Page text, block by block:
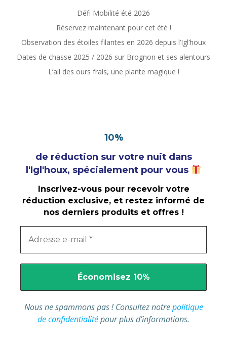
Défi Mobilité été 2026
Réservez maintenant pour cet été !
Observation des étoiles filantes en 2026 depuis l’Igl’houx
Dates de chasse 2025 / 2026 sur Brognon et ses alentours
L’ail des ours frais, une plante magique !
10%
de réduction sur votre nuit dans
l'Igl'houx, spécialement pour vous
Inscrivez-vous pour recevoir votre
réduction exclusive, et restez informé de
nos derniers produits et offres !
Nous ne spammons pas ! Consultez notrepolitique
de confidentialitépour plus d’informations.